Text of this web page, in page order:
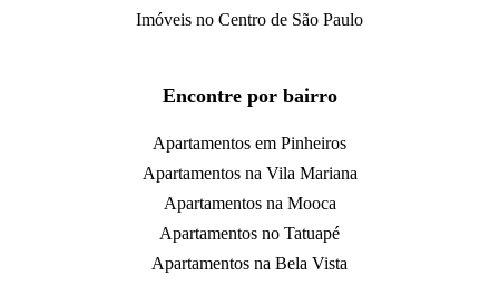
Imóveis no Centro de São Paulo
Encontre por bairro
Apartamentos em Pinheiros
Apartamentos na Vila Mariana
Apartamentos na Mooca
Apartamentos no Tatuapé
Apartamentos na Bela Vista